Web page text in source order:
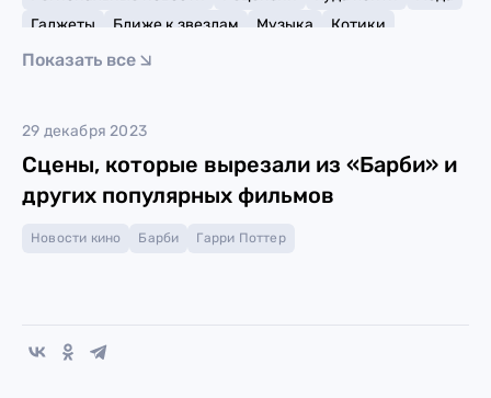
Гаджеты
Ближе к звездам Музыка
Котики
Мемы и тренды
Показать все
29 декабря 2023
Сцены, которые вырезали из «Барби» и
других популярных фильмов
Новости кино Барби Гарри Поттер